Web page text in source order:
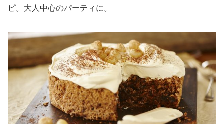
ピ。大人中心のパーティに。